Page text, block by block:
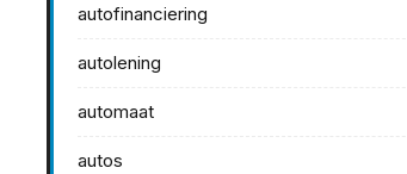
autofinanciering
autolening
automaat
autos